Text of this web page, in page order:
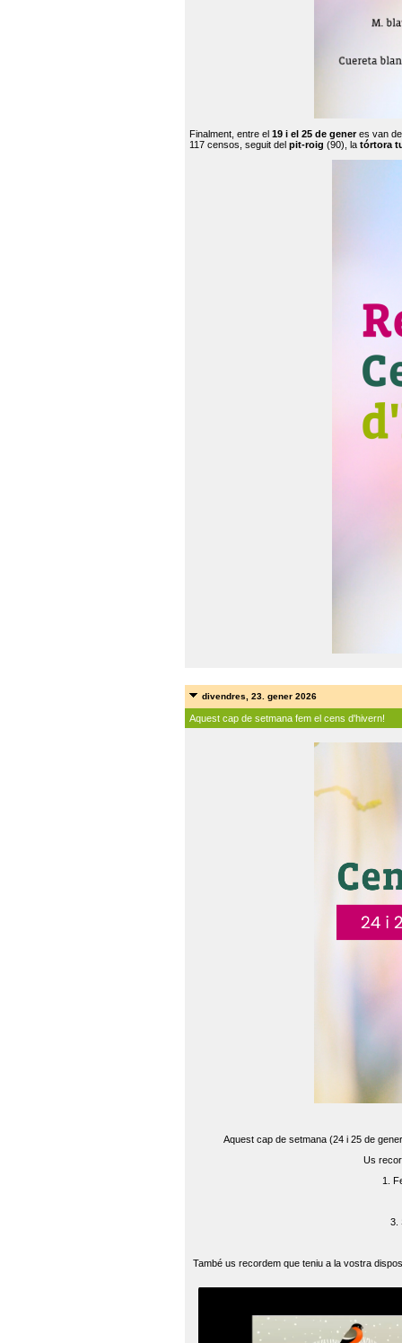
Finalment, entre el 19 i el 25 de generes van
117 censos, seguit del pit-roig (90), la tórtora
divendres, 23. gener 2026
Aquest cap de setmana fem el cens d'hivern!
Aquest cap de setmana (24 i 25 de
Us
1.
3.
També us recordem que teniu a la vostra